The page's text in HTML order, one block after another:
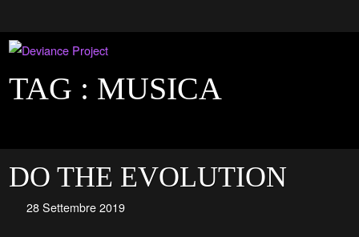
TAG : MUSICA
DO THE EVOLUTION
28 Settembre 2019